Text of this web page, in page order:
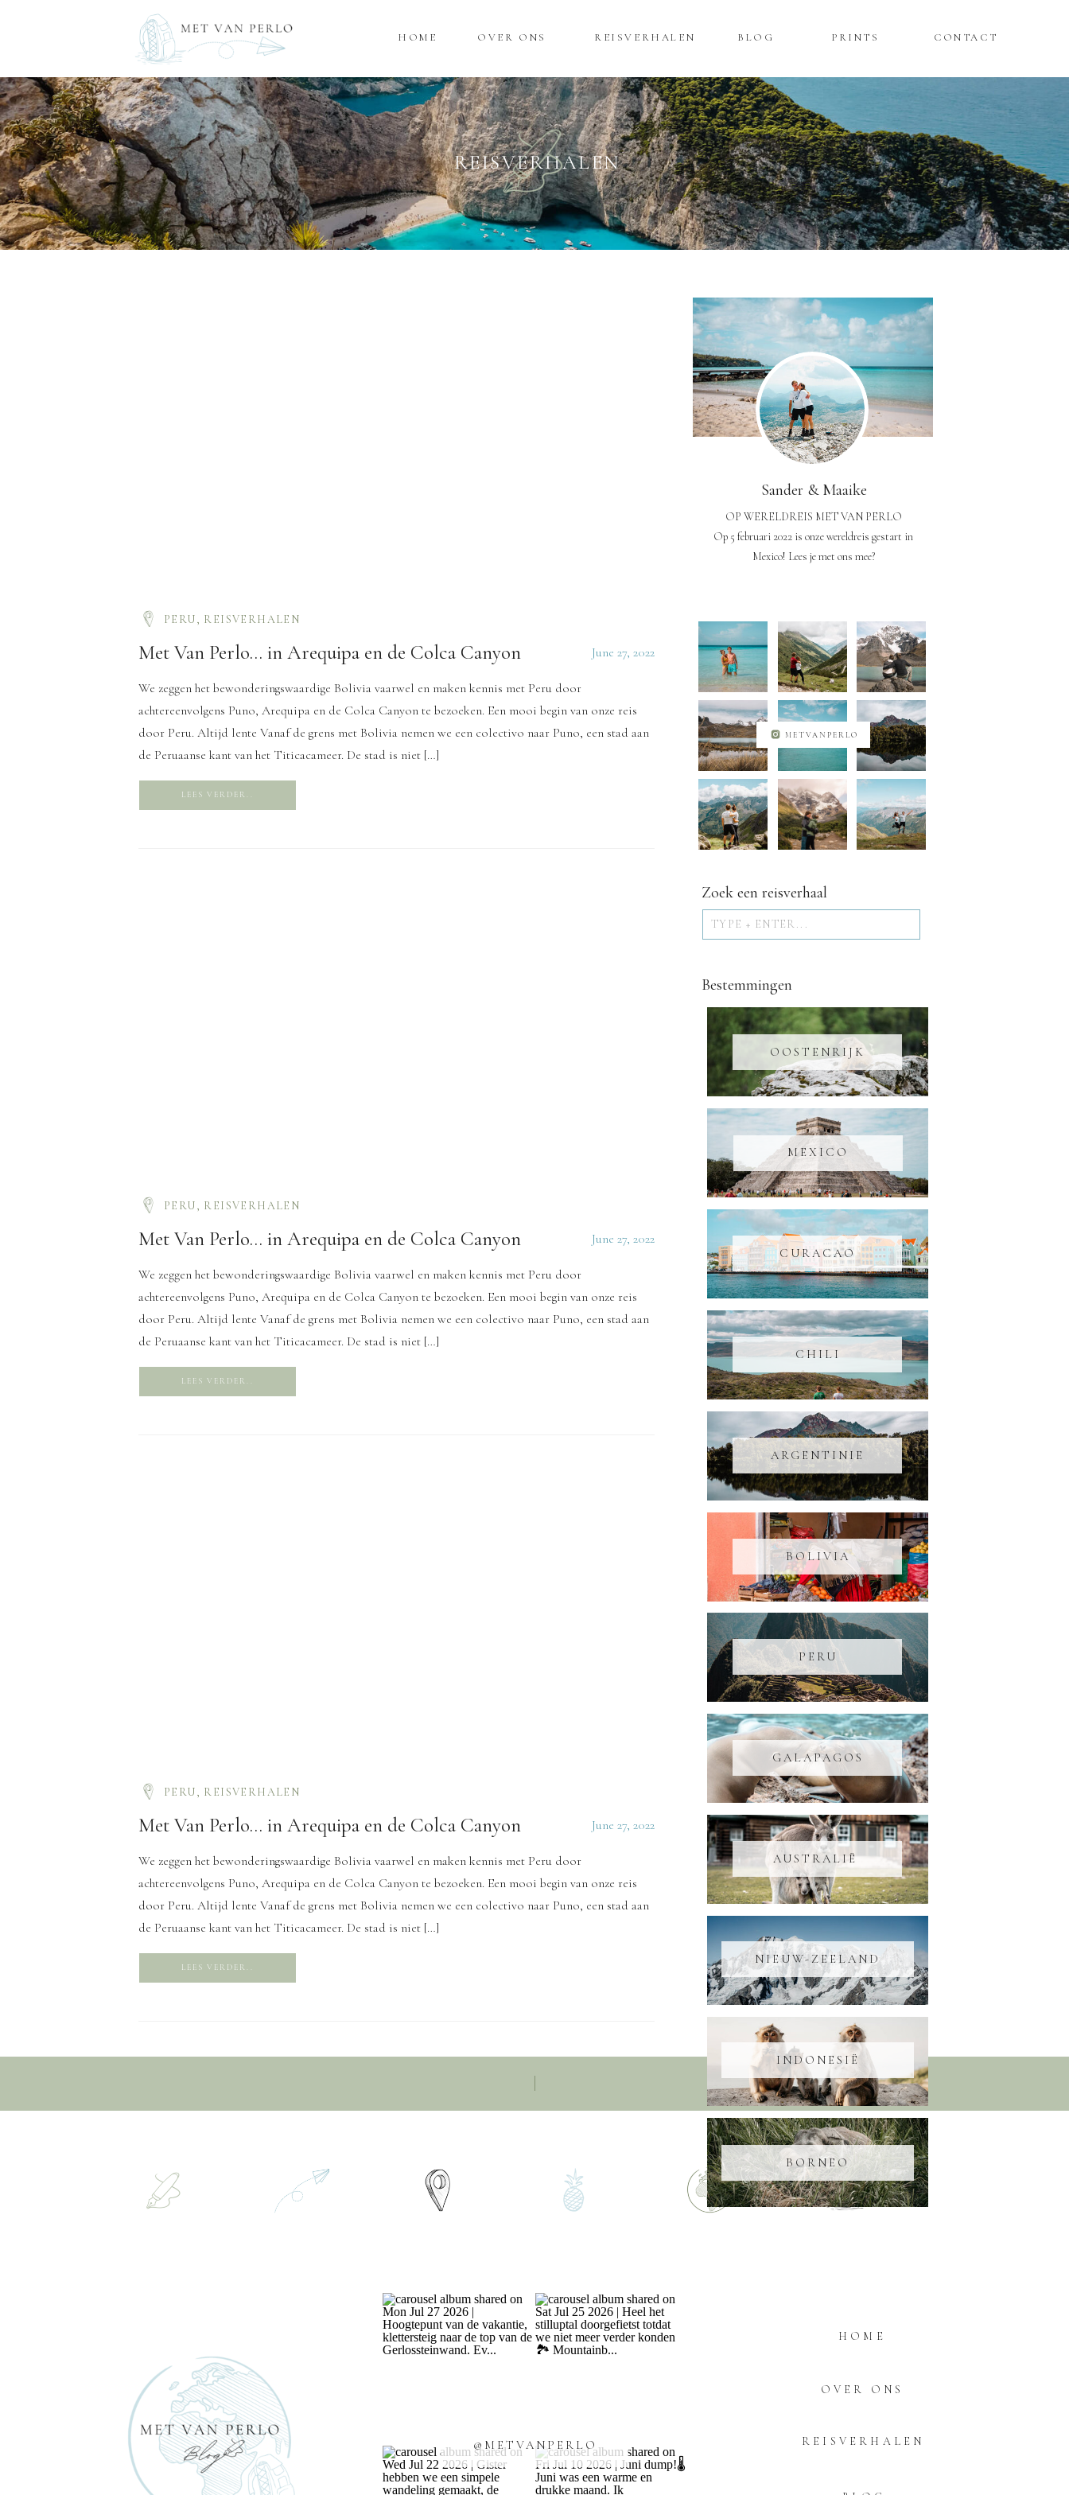
HOME OVER ONS REISVERHALEN PRINTS
BLOG CONTACT
REISVERHALEN
Sander & Maaike
OP WERELDREIS MET VAN PERLO
Op 5 februari 2022 is onze wereldreis gestart in
Mexico! Lees je met ons mee?
METVANPERLO
Zoek een reisverhaal
Bestemmingen
OOSTENRIJK
Search
MEXICO
CURACAO
CHILI
ARGENTINIE
BOLIVIA
PERU
GALAPAGOS
AUSTRALIË
NIEUW-ZEELAND
INDONESIË
BORNEO
Met Van Perlo… in Arequipa en de Colca Canyon
We zeggen het bewonderingswaardige Bolivia vaarwel en maken kennis met Peru door
achtereenvolgens Puno, Arequipa en de Colca Canyon te bezoeken. Een mooi begin van onze reis
door Peru. Altijd lente Vanaf de grens met Bolivia nemen we een colectivo naar Puno, een stad aan
de Peruaanse kant van het Titicacameer. De stad is niet […]
LEES VERDER..
PERU, REISVERHALEN
June 27, 2022
Met Van Perlo… in Arequipa en de Colca Canyon
We zeggen het bewonderingswaardige Bolivia vaarwel en maken kennis met Peru door
achtereenvolgens Puno, Arequipa en de Colca Canyon te bezoeken. Een mooi begin van onze reis
door Peru. Altijd lente Vanaf de grens met Bolivia nemen we een colectivo naar Puno, een stad aan
de Peruaanse kant van het Titicacameer. De stad is niet […]
LEES VERDER..
PERU, REISVERHALEN
June 27, 2022
Met Van Perlo… in Arequipa en de Colca Canyon
We zeggen het bewonderingswaardige Bolivia vaarwel en maken kennis met Peru door
achtereenvolgens Puno, Arequipa en de Colca Canyon te bezoeken. Een mooi begin van onze reis
door Peru. Altijd lente Vanaf de grens met Bolivia nemen we een colectivo naar Puno, een stad aan
de Peruaanse kant van het Titicacameer. De stad is niet […]
LEES VERDER..
PERU, REISVERHALEN
June 27, 2022
HOME
OVER ONS
REISVERHALEN
@METVANPERLO